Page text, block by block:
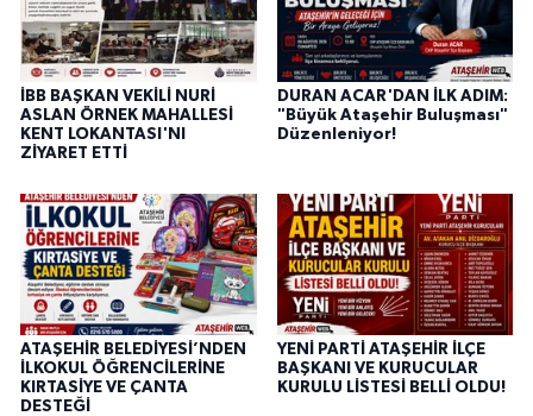
İBB BAŞKAN VEKİLİ NURİ
ASLAN ÖRNEK MAHALLESİ
KENT LOKANTASI'NI
ZİYARET ETTİ
DURAN ACAR'DAN İLK ADIM:
"Büyük Ataşehir Buluşması"
Düzenleniyor!
ATAŞEHİR BELEDİYESİ’NDEN
İLKOKUL ÖĞRENCİLERİNE
KIRTASİYE VE ÇANTA
DESTEĞİ
YENİ PARTİ ATAŞEHİR İLÇE
BAŞKANI VE KURUCULAR
KURULU LİSTESİ BELLİ OLDU!